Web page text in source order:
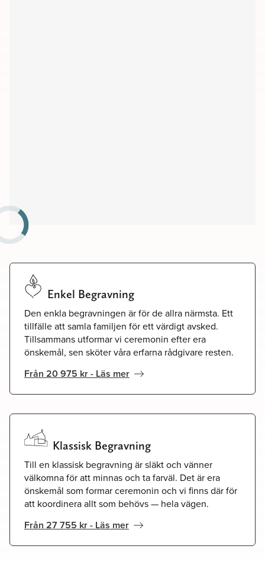
Enkel Begravning
Den enkla begravningen är för de allra närmsta. Ett
tillfälle att samla familjen för ett värdigt avsked.
Tillsammans utformar vi ceremonin efter era
önskemål, sen sköter våra erfarna rådgivare resten.
Från 20 975 kr - Läs mer
Klassisk Begravning
Till en klassisk begravning är släkt och vänner
välkomna för att minnas och ta farväl. Det är era
önskemål som formar ceremonin och vi finns där för
att koordinera allt som behövs — hela vägen.
Från 27 755 kr - Läs mer